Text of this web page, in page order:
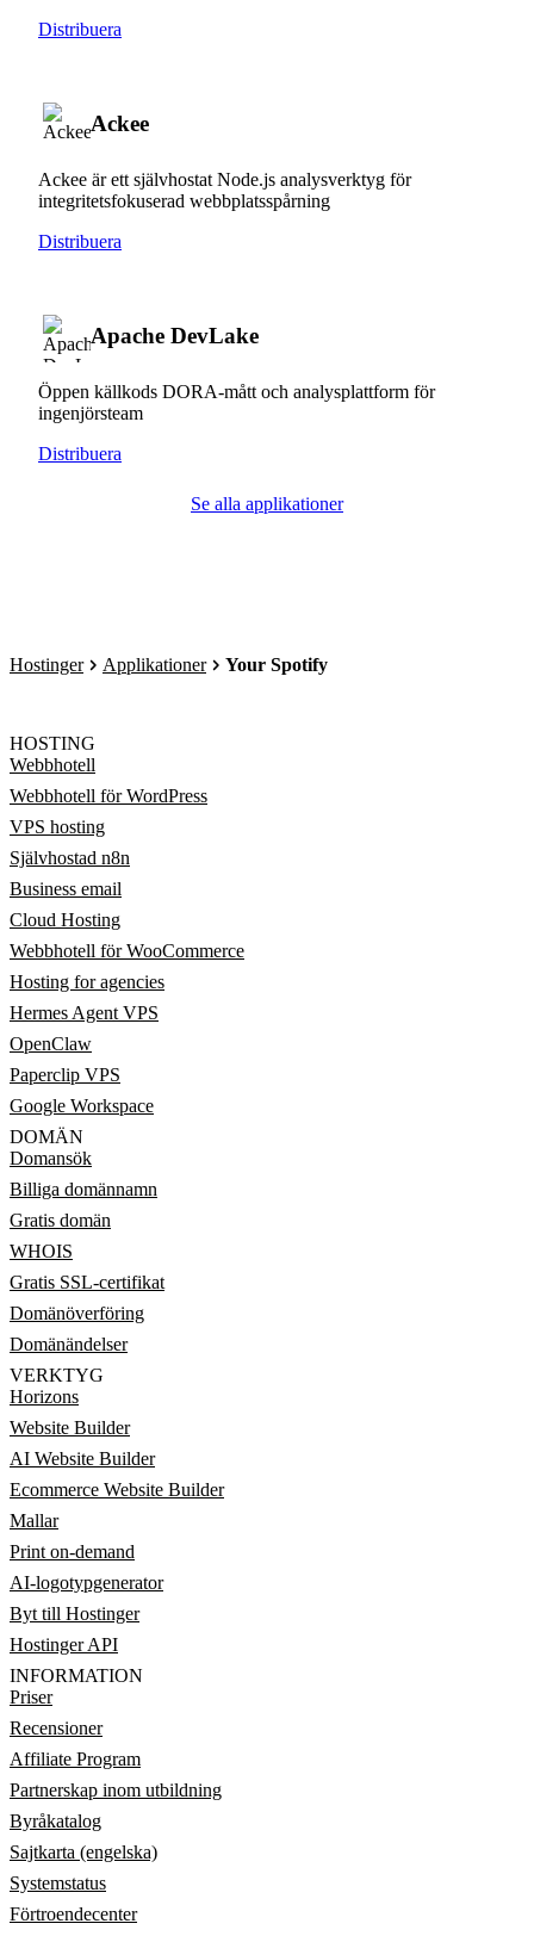
Distribuera
Ackee
Ackee är ett självhostat Node.js analysverktyg för
integritetsfokuserad webbplatsspårning
Distribuera
Apache DevLake
Öppen källkods DORA-mått och analysplattform för
ingenjörsteam
Distribuera
Se alla applikationer
Hostinger Applikationer Your Spotify
HOSTING
Webbhotell
Webbhotell för WordPress
VPS hosting
Självhostad n8n
Business email
Cloud Hosting
Webbhotell för WooCommerce
Hosting for agencies
Hermes Agent VPS
OpenClaw
Paperclip VPS
Google Workspace
DOMÄN
Domansök
Billiga domännamn
Gratis domän
WHOIS
Gratis SSL-certifikat
Domänöverföring
Domänändelser
VERKTYG
Horizons
Website Builder
AI Website Builder
Ecommerce Website Builder
Mallar
Print on-demand
AI-logotypgenerator
Byt till Hostinger
Hostinger API
INFORMATION
Priser
Recensioner
Affiliate Program
Partnerskap inom utbildning
Byråkatalog
Sajtkarta (engelska)
Systemstatus
Förtroendecenter